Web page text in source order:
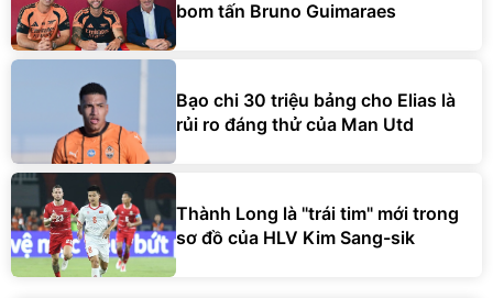
bom tấn Bruno Guimaraes
Bạo chi 30 triệu bảng cho Elias là
rủi ro đáng thử của Man Utd
Thành Long là "trái tim" mới trong
sơ đồ của HLV Kim Sang-sik